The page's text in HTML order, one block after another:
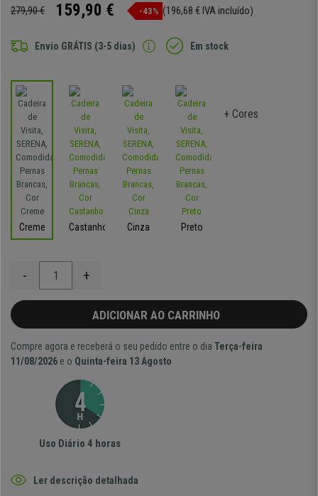
279,90 € 159,90 € -43% (196,68 € IVA incluído)
Envio GRÁTIS (3-5 dias) Em stock
Creme Castanho Cinza Preto
+ Cores
- +
ADICIONAR AO CARRINHO
Compre agora e receberá o seu pedido entre o dia Terça-feira
11/08/2026 e o Quinta-feira 13 Agosto
Uso Diário 4 horas
Ler descrição detalhada